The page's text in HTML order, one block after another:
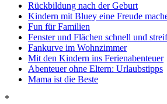
Rückbildung nach der Geburt
Kindern mit Bluey eine Freude
Fun für Familien
Fenster und Flächen schnell und
Fankurve im Wohnzimmer
Mit den Kindern ins Ferienabenteuer
Abenteuer ohne Eltern: Urlaubstipps
Mama ist die Beste
*